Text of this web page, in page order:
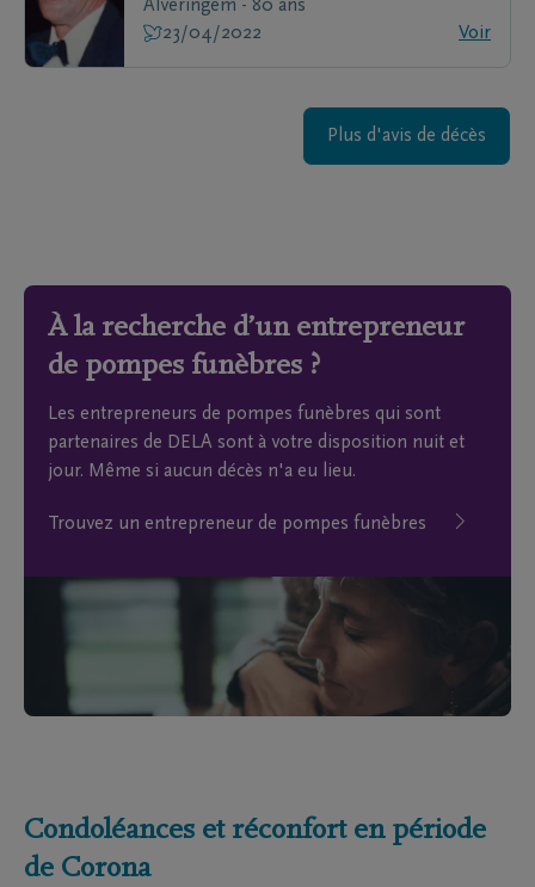
Alveringem - 80 ans
23/04/2022
Voir
Plus d'avis de décès
À la recherche d’un entrepreneur
de pompes funèbres ?
Les entrepreneurs de pompes funèbres qui sont
partenaires de DELA sont à votre disposition nuit et
jour. Même si aucun décès n'a eu lieu.
Trouvez un entrepreneur de pompes funèbres
Condoléances et réconfort en période
de Corona